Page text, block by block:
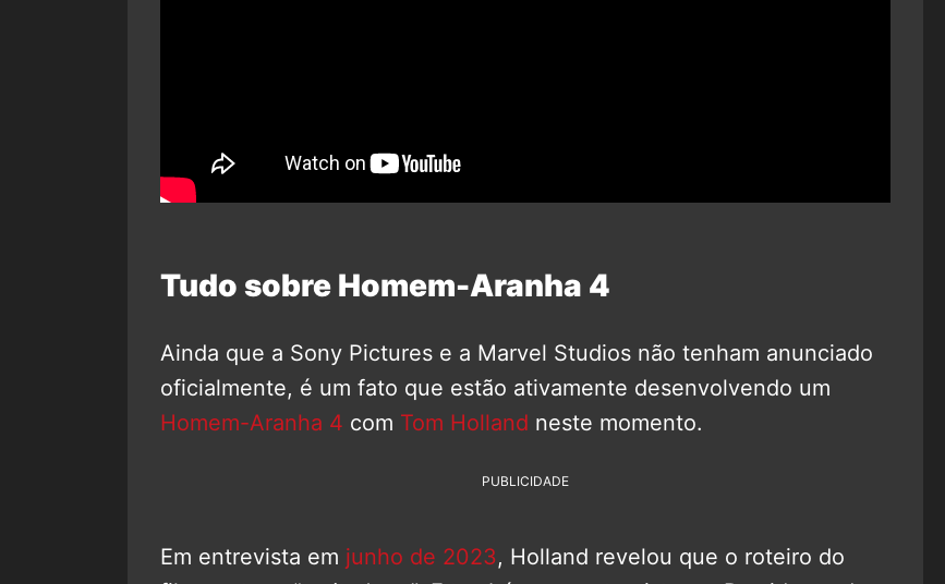
Tudo sobre Homem-Aranha 4
Ainda que a Sony Pictures e a Marvel Studios não tenham anunciado
oficialmente, é um fato que estão ativamente desenvolvendo um
Homem-Aranha 4 com Tom Holland neste momento.
PUBLICIDADE
Em entrevista em junho de 2023, Holland revelou que o roteiro do